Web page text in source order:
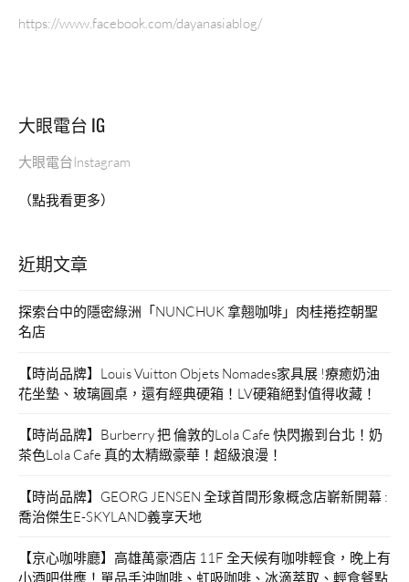
https://www.facebook.com/dayanasiablog/
大眼電台 IG
大眼電台Instagram
（點我看更多）
近期文章
探索台中的隱密綠洲「NUNCHUK 拿翹咖啡」肉桂捲控朝聖
名店
【時尚品牌】Louis Vuitton Objets Nomades家具展 !療癒奶油
花坐墊、玻璃圓桌，還有經典硬箱！LV硬箱絕對值得收藏！
【時尚品牌】Burberry 把 倫敦的Lola Cafe 快閃搬到台北！奶
茶色Lola Cafe 真的太精緻豪華！超級浪漫！
【時尚品牌】GEORG JENSEN 全球首間形象概念店嶄新開幕 :
喬治傑生E-SKYLAND義享天地
【京心咖啡廳】高雄萬豪酒店 11F 全天候有咖啡輕食，晚上有
小酒吧供應！單品手沖咖啡、虹吸咖啡、冰滴萃取、輕食餐點